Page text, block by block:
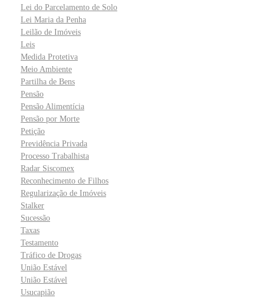
Lei do Parcelamento de Solo
Lei Maria da Penha
Leilão de Imóveis
Leis
Medida Protetiva
Meio Ambiente
Partilha de Bens
Pensão
Pensão Alimentícia
Pensão por Morte
Petição
Previdência Privada
Processo Trabalhista
Radar Siscomex
Reconhecimento de Filhos
Regularização de Imóveis
Stalker
Sucessão
Taxas
Testamento
Tráfico de Drogas
União Estável
União Estável
Usucapião